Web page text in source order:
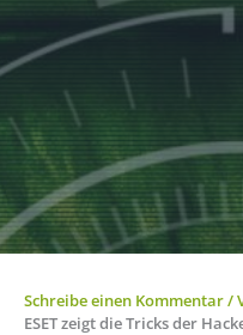
Schreibe einen Kommentar/
ESET zeigt die Tricks der